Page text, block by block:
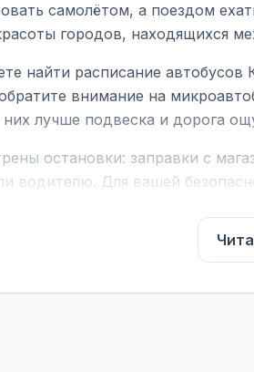
самолётом, а поездом
городов, находящихся
найти расписание
внимание на
лучше подвеска и дорога
остановки: заправки с
водителю. Для вашей
для комфортной
На больших автобусах
при посадке, печатать
выезда, место посадки, время